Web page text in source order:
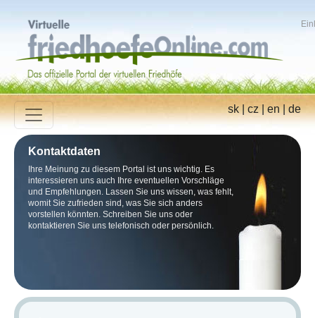
sk|cz|en|de
Kontaktdaten
Ihre Meinung zu diesem Portal ist uns wichtig. Es
interessieren uns auch Ihre eventuellen Vorschläge
und Empfehlungen. Lassen Sie uns wissen, was fehlt,
womit Sie zufrieden sind, was Sie sich anders
vorstellen könnten. Schreiben Sie uns oder
kontaktieren Sie uns telefonisch oder persönlich.